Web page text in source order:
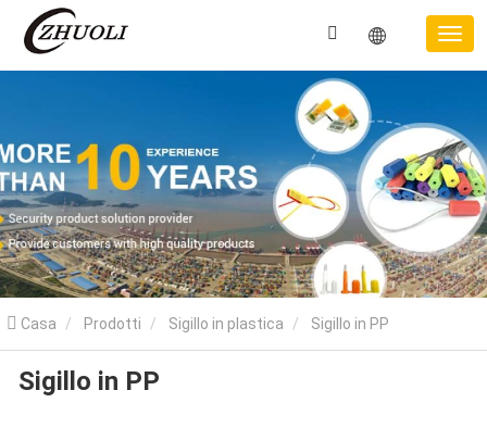
Casa Prodotti Sigillo in plastica Sigillo in PP
Sigillo in PP